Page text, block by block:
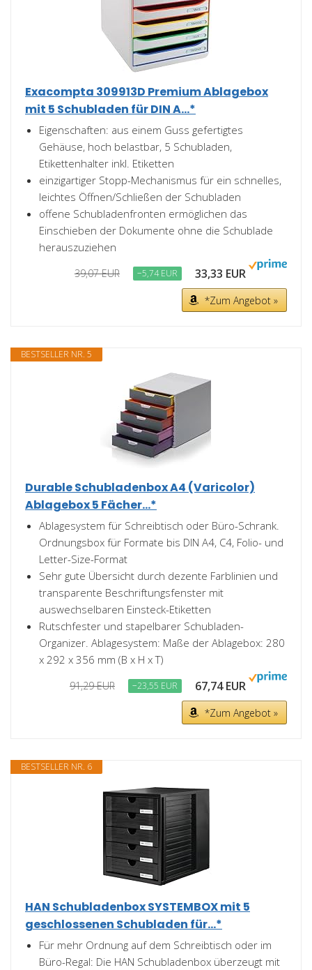
Exacompta 309913D Premium Ablagebox
mit 5 Schubladen für DIN A...*
Eigenschaften: aus einem Guss gefertigtes
Gehäuse, hoch belastbar, 5 Schubladen,
Etikettenhalter inkl. Etiketten
einzigartiger Stopp-Mechanismus für ein schnelles,
leichtes Öffnen/Schließen der Schubladen
offene Schubladenfronten ermöglichen das
Einschieben der Dokumente ohne die Schublade
herauszuziehen
39,07 EUR −5,74 EUR 33,33 EUR
*Zum Angebot »
BESTSELLER NR. 5
Durable Schubladenbox A4 (Varicolor)
Ablagebox 5 Fächer...*
Ablagesystem für Schreibtisch oder Büro-Schrank.
Ordnungsbox für Formate bis DIN A4, C4, Folio- und
Letter-Size-Format
Sehr gute Übersicht durch dezente Farblinien und
transparente Beschriftungsfenster mit
auswechselbaren Einsteck-Etiketten
Rutschfester und stapelbarer Schubladen-
Organizer. Ablagesystem: Maße der Ablagebox: 280
x 292 x 356 mm (B x H x T)
91,29 EUR −23,55 EUR 67,74 EUR
*Zum Angebot »
BESTSELLER NR. 6
HAN Schubladenbox SYSTEMBOX mit 5
geschlossenen Schubladen für...*
Für mehr Ordnung auf dem Schreibtisch oder im
Büro-Regal: Die HAN Schubladenbox überzeugt mit